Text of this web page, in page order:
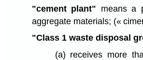
"cement plant" means a
aggregate materials; («
"Class 1 waste disposal
(a) receives more